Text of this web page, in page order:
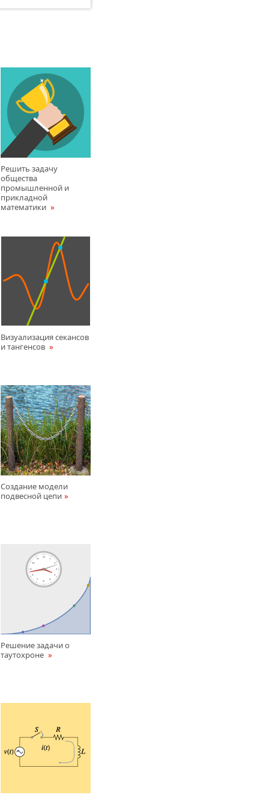
Решить задачy
общества
промышленной и
прикладной
математики
Визуализация секансов
и тангенсов
Создание модели
подвесной цепи
Решение задачи о
таутохроне